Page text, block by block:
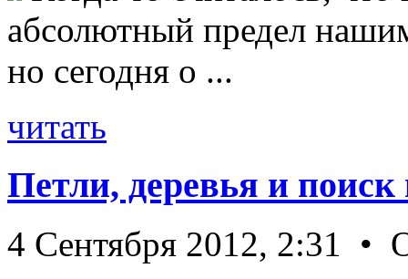
абсолютный предел
но сегодня о ...
читать
Петли, деревья и
4 Сентября 2012, 2:31 •